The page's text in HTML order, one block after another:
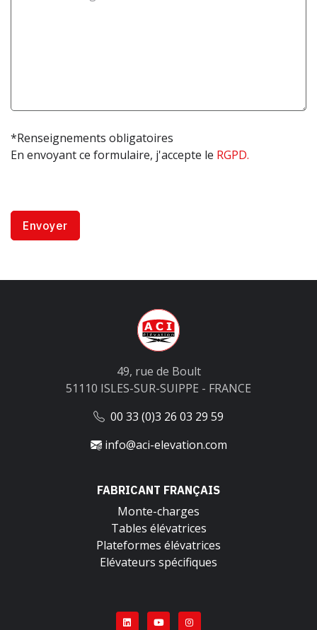
*Renseignements obligatoires
En envoyant ce formulaire, j'accepte le RGPD.
49, rue de Boult
51110 ISLES-SUR-SUIPPE - FRANCE
00 33 (0)3 26 03 29 59
info@aci-elevation.com
FABRICANT FRANÇAIS
Monte-charges
Tables élévatrices
Plateformes élévatrices
Elévateurs spécifiques